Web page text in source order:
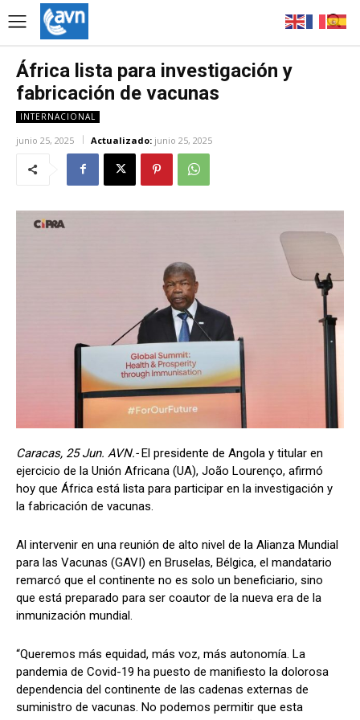
África lista para investigación y
fabricación de vacunas
INTERNACIONAL
junio 25, 2025 Actualizado: junio 25, 2025
Caracas, 25 Jun. AVN.-El presidente de Angola y titular en
ejercicio de la Unión Africana (UA), João Lourenço, afirmó
hoy que África está lista para participar en la investigación y
la fabricación de vacunas.
Al intervenir en una reunión de alto nivel de la Alianza Mundial
para las Vacunas (GAVI) en Bruselas, Bélgica, el mandatario
remarcó que el continente no es solo un beneficiario, sino
que está preparado para ser coautor de la nueva era de la
inmunización mundial.
“Queremos más equidad, más voz, más autonomía. La
pandemia de Covid-19 ha puesto de manifiesto la dolorosa
dependencia del continente de las cadenas externas de
suministro de vacunas. No podemos permitir que esta